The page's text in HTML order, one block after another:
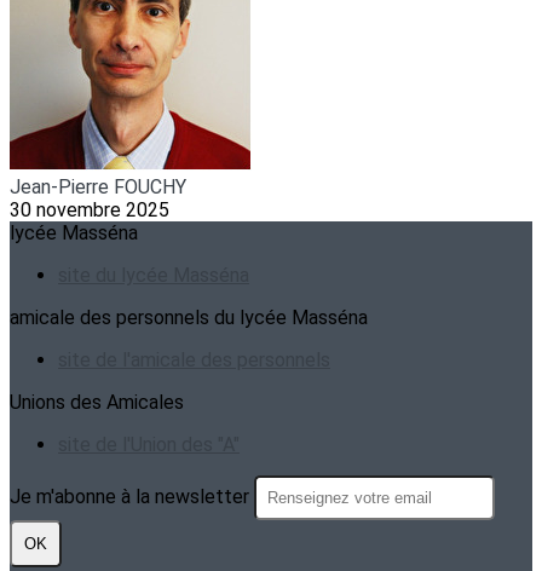
Jean-Pierre FOUCHY
30 novembre 2025
lycée Masséna
amicale des personnels du lycée Masséna
Unions des Amicales
Je m'abonne à la newsletter
OK